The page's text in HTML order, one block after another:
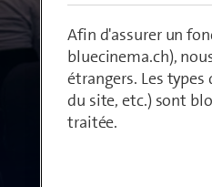
Ce
Afin d'assurer un
bluecinema.ch),
étrangers. Les
du site, etc.) sont
traitée.